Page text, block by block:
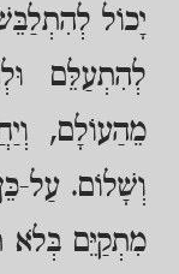
יָכוֹל
לְהִתְעַלֵּם
מֵהַעוֹלָם,
וְשָׁלוֹם. עַל-
מִתְקַיֵּם בְּלֹא